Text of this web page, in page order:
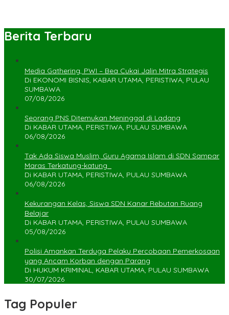
Berita Terbaru
Media Gathering, PWI – Bea Cukai Jalin Mitra Strategis
Di EKONOMI BISNIS, KABAR UTAMA, PERISTIWA, PULAU
SUMBAWA
07/08/2026
Seorang PNS Ditemukan Meninggal di Ladang
Di KABAR UTAMA, PERISTIWA, PULAU SUMBAWA
06/08/2026
Tak Ada Siswa Muslim, Guru Agama Islam di SDN Sampar
Maras Terkatung-katung ‎
Di KABAR UTAMA, PERISTIWA, PULAU SUMBAWA
06/08/2026
Kekurangan Kelas, Siswa SDN Kanar Rebutan Ruang
Belajar
Di KABAR UTAMA, PERISTIWA, PULAU SUMBAWA
05/08/2026
Polisi Amankan Terduga Pelaku Percobaan Pemerkosaan
yang Ancam Korban dengan Parang
Di HUKUM KRIMINAL, KABAR UTAMA, PULAU SUMBAWA
30/07/2026
Tag Populer